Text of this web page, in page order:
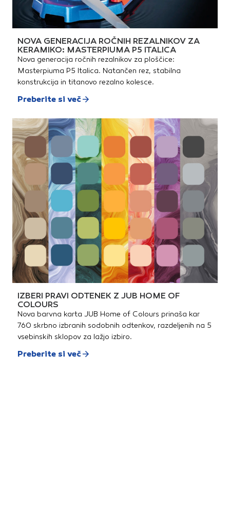
NOVA GENERACIJA ROČNIH REZALNIKOV ZA
KERAMIKO: MASTERPIUMA P5 ITALICA
Nova generacija ročnih rezalnikov za ploščice:
Masterpiuma P5 Italica. Natančen rez, stabilna
konstrukcija in titanovo rezalno kolesce.
Preberite si več
IZBERI PRAVI ODTENEK Z JUB HOME OF
COLOURS
Nova barvna karta JUB Home of Colours prinaša kar
760 skrbno izbranih sodobnih odtenkov, razdeljenih na 5
vsebinskih sklopov za lažjo izbiro.
Preberite si več